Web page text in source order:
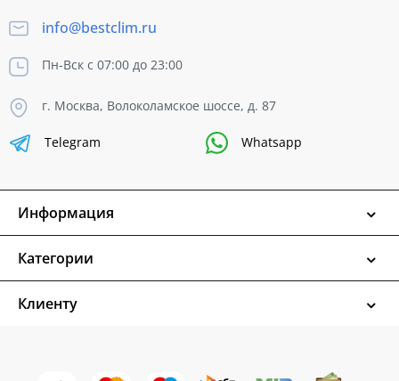
info@bestclim.ru
Пн-Вск с 07:00 до 23:00
г. Москва, Волоколамское шоссе, д. 87
Telegram Whatsapp
Информация
Категории
Клиенту